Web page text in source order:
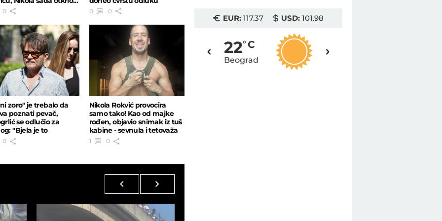
0 0 0
zoro" je trebalo da
poznati pevač,
se odlučio za
"Bjela je to
uradio"
0
Nikola Rokvić provocira
samo tako! Kao od majke
rođen, objavio snimak iz tuš
kabine - sevnula i tetovaža
1 0
EUR:117.37 USD: 101.98
18
Priština
22o C
Beograd